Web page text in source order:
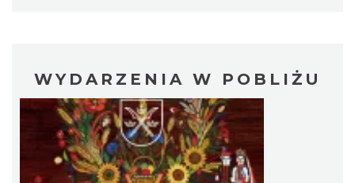
WYDARZENIA W POBLIŻU